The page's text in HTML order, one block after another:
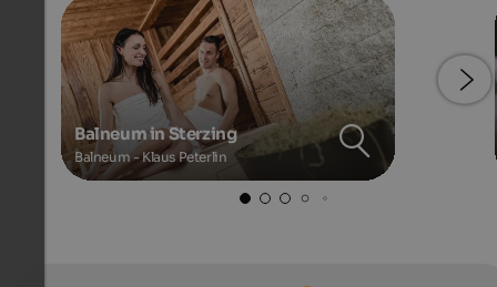
Balneum in Sterzing
Balneum - Klaus Peterlin